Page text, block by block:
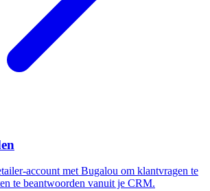
account met Bugalou om klantvragen te
te beantwoorden vanuit je CRM.